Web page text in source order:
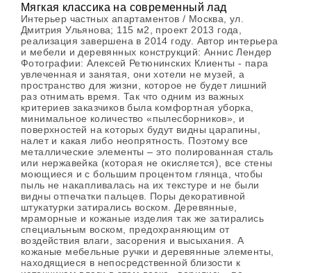
Мягкая классика на современный лад
Интерьер частных апартаментов / Москва, ул.
Дмитрия Ульянова; 115 м2, проект 2013 года,
реализация завершена в 2014 году. Автор интерьера
и мебели и деревянных конструкций: Аннис Лендер
Фотографии: Алексей Ретюнинских Клиенты - пара
увлеченная и занятая, они хотели не музей, а
пространство для жизни, которое не будет лишний
раз отнимать время. Так что одним из важных
критериев заказчиков была комфортная уборка,
минимальное количество «пылесборников», и
поверхностей на которых будут видны царапины,
налет и какая либо неопрятность. Поэтому все
металлические элементы – это полированная сталь
или нержавейка (которая не окисляется), все стены
моющиеся и с большим процентом глянца, чтобы
пыль не накапливалась на их текстуре и не были
видны отпечатки пальцев. Поры декоративной
штукатурки затирались воском. Деревянные,
мраморные и кожаные изделия так же затирались
специальным воском, предохраняющим от
воздействия влаги, засорения и высыхания. А
кожаные мебельные ручки и деревянные элементы,
находящиеся в непосредственной близости к